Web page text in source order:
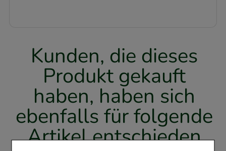
Kunden, die dieses
Produkt gekauft
haben, haben sich
ebenfalls für folgende
Artikel entschieden